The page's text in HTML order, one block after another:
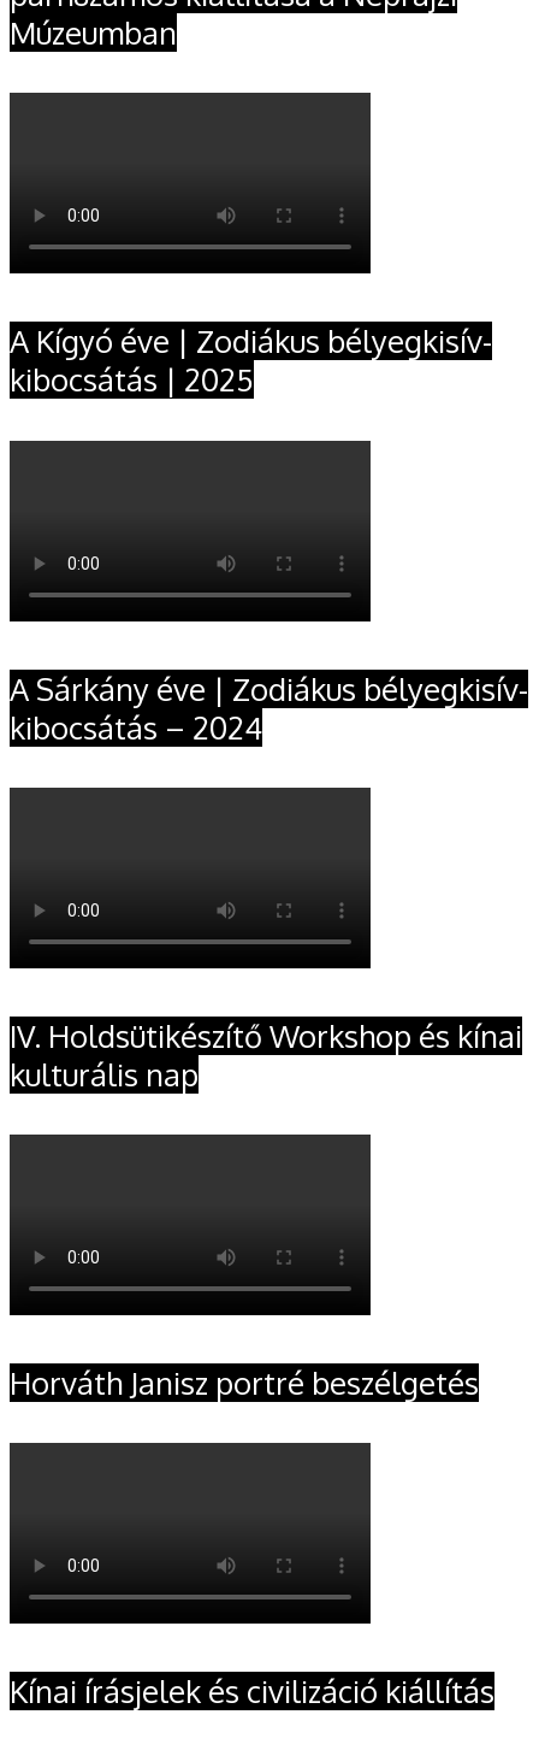
Múzeumban
A Kígyó éve | Zodiákus bélyegkisív-
kibocsátás | 2025
A Sárkány éve | Zodiákus bélyegkisív-
kibocsátás – 2024
IV. Holdsütikészítő Workshop és kínai
kulturális nap
Horváth Janisz portré beszélgetés
Kínai írásjelek és civilizáció kiállítás